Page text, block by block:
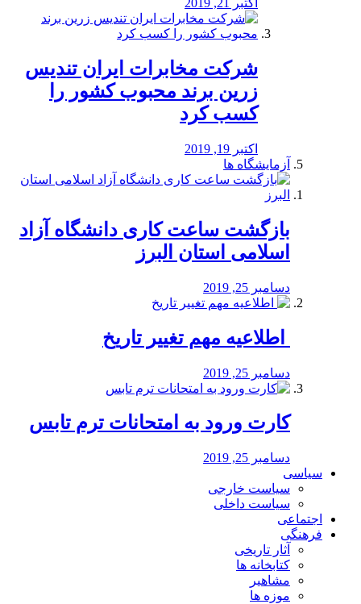
اکتبر 21, 2019
شرکت مخابرات ایران تندیس
زرین برند محبوب کشور را
کسب کرد
اکتبر 19, 2019
آزمایشگاه ها
بازگشت ساعت کاری دانشگاه آزاد
اسلامی استان البرز
دسامبر 25, 2019
️ اطلاعیه مهم تغییر تاریخ
دسامبر 25, 2019
کارت ورود به امتحانات ترم تابس
دسامبر 25, 2019
سیاسی
سیاست خارجی
سیاست داخلی
اجتماعی
فرهنگی
آثار تاریخی
کتابخانه ها
مشاهیر
موزه ها